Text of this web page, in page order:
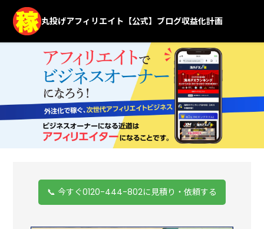
丸投げアフィリエイト【公式】ブログ収益化計画
📞 今すぐ0120-444-802に見積り・依頼する